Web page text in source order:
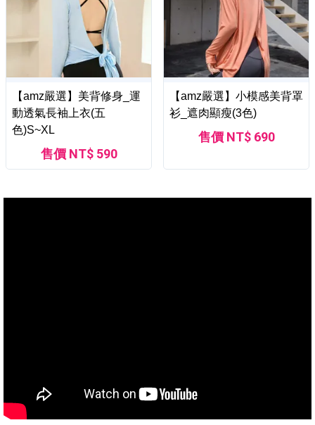
【amz嚴選】美背修身_運
動透氣長袖上衣(五
色)S~XL
售價 NT$ 590
【amz嚴選】小模感美背罩
衫_遮肉顯瘦(3色)
售價 NT$ 690